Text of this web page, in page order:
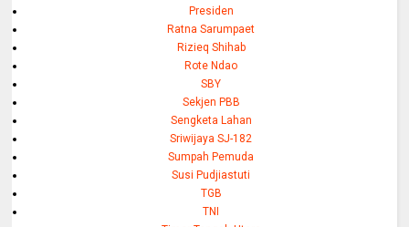
Presiden
Ratna Sarumpaet
Rizieq Shihab
Rote Ndao
SBY
Sekjen PBB
Sengketa Lahan
Sriwijaya SJ-182
Sumpah Pemuda
Susi Pudjiastuti
TGB
TNI